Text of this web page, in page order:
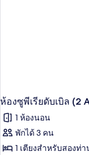
ห้องซูพีเรียดับเบิล (2
1 ห้องนอน
พักได้ 3 คน
1 เตียงสำหรับสองท่า